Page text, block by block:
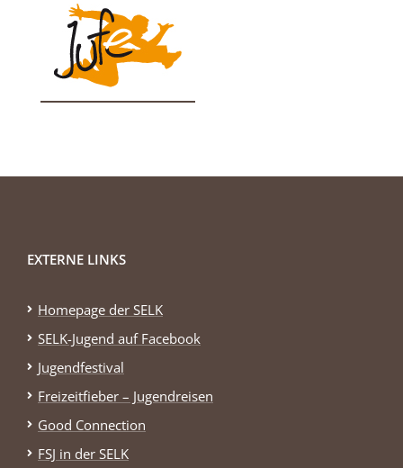
EXTERNE LINKS
Homepage der SELK
SELK-Jugend auf Facebook
Jugendfestival
Freizeitfieber – Jugendreisen
Good Connection
FSJ in der SELK